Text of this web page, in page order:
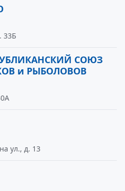
33Б
СОЮЗ
и РЫБОЛОВОВ
ул., д. 13